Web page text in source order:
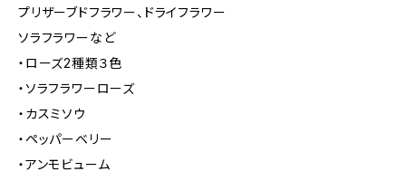
プリザーブドフラワー、ドライフラワー
ソラフラワーなど
・ローズ2種類３色
・ソラフラワーローズ
・カスミソウ
・ペッパーベリー
・アンモビューム